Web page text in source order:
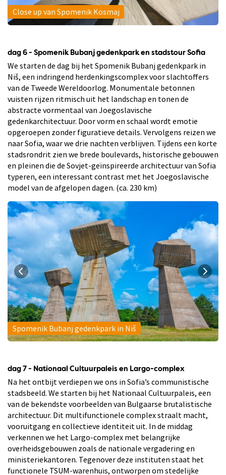
Close up van Spomenik Kosmaj
dag 6 - Spomenik Bubanj gedenkpark en stadstour Sofia
We starten de dag bij het Spomenik Bubanj gedenkpark in
Niš, een indringend herdenkingscomplex voor slachtoffers
van de Tweede Wereldoorlog. Monumentale betonnen
vuisten rijzen ritmisch uit het landschap en tonen de
abstracte vormentaal van Joegoslavische
gedenkarchitectuur. Door vorm en schaal wordt emotie
opgeroepen zonder figuratieve details. Vervolgens reizen we
naar Sofia, waar we drie nachten verblijven. Tijdens een korte
stadsrondrit zien we brede boulevards, historische gebouwen
en pleinen die de Sovjet-geïnspireerde architectuur van Sofia
typeren, een interessant contrast met het Joegoslavische
model van de afgelopen dagen. (ca. 230 km)
Spomenik Bubanj gedenkpark in Niš
dag 7 - Nationaal Cultuurpaleis en Largo-complex
Na het ontbijt verdiepen we ons in Sofia’s communistische
stadsbeeld. We starten bij het Nationaal Cultuurpaleis, een
van de bekendste voorbeelden van Bulgaarse brutalistische
architectuur. Dit multifunctionele complex straalt macht,
vooruitgang en collectieve identiteit uit. In de middag
verkennen we het Largo-complex met belangrijke
overheidsgebouwen zoals de nationale vergadering en
ministeriekantoren. Tegenover deze instituten staat het
functionele TSUM-warenhuis, ontworpen om stedelijke